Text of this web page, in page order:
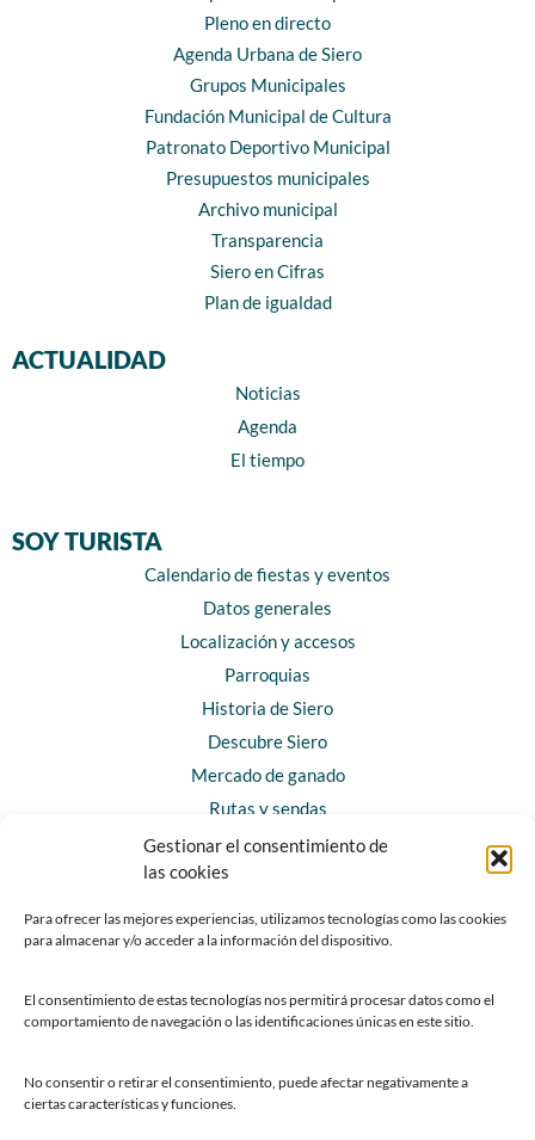
Gestionar el consentimiento de
las cookies
Para ofrecer las mejores experiencias, utilizamos tecnologías como las cookies
para almacenar y/o acceder a la información del dispositivo.
El consentimiento de estas tecnologías nos permitirá procesar datos como el
comportamiento de navegación o las identificaciones únicas en este sitio.
No consentir o retirar el consentimiento, puede afectar negativamente a
ciertas características y funciones.
Pleno en directo
Agenda Urbana de Siero
Grupos Municipales
Fundación Municipal de Cultura
Patronato Deportivo Municipal
Presupuestos municipales
Archivo municipal
Transparencia
Siero en Cifras
Plan de igualdad
ACTUALIDAD
Noticias
Agenda
El tiempo
SOY TURISTA
Calendario de fiestas y eventos
Datos generales
Localización y accesos
Parroquias
Historia de Siero
Descubre Siero
Mercado de ganado
Rutas y sendas
Horarios y contacto
Teléfonos de interés
Chatbot Siero
SEDES ELECTRÓNICAS
Sede del Ayuntamiento de Siero